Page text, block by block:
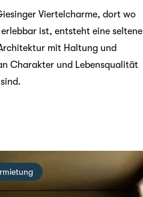
Viertelcharme, dort wo
ist, entsteht eine seltene
mit Haltung und
Charakter und Lebensqualität